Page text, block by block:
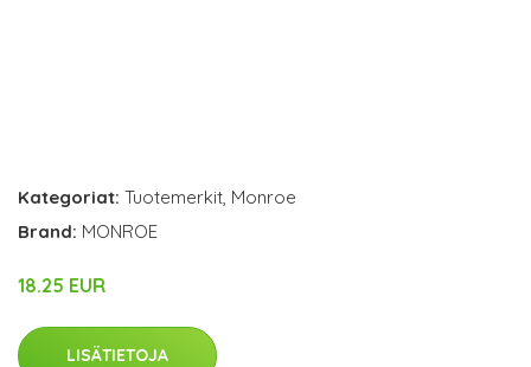
Kategoriat: Tuotemerkit Monroe
Brand: MONROE
18.25 EUR
LISÄTIETOJA